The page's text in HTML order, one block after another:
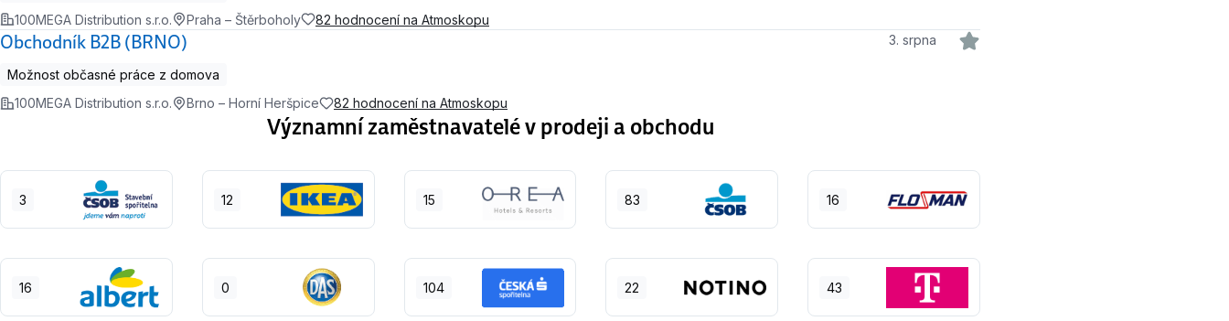
100MEGA Distribution s.r.o.
Praha – Štěrboholy 82 hodnocení na Atmoskopu
Obchodník B2B (BRNO) 3. srpna
Možnost občasné práce z domova
100MEGA Distribution s.r.o.
Brno – Horní Heršpice 82 hodnocení na Atmoskopu
Významní zaměstnavatelé v prodeji a obchodu
3 12 15 83 16
16 0 104 22 43